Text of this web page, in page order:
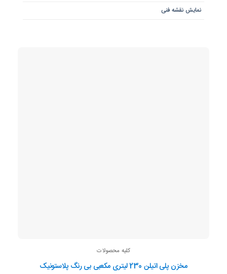
نمایش نقشه فنی
کلیه محصولات
مخزن پلی اتیلن 230 لیتری مکعبی بی رنگ پلاستونیک